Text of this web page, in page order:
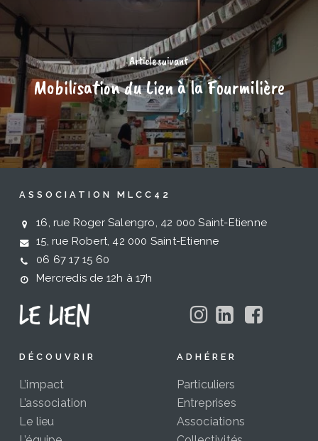
Article suivant
Mobilisation du Lien à la Fourmilière
ASSOCIATION MLCC42
16, rue Roger Salengro, 42 000 Saint-Etienne
15, rue Robert, 42 000 Saint-Etienne
06 67 17 15 60
Mercredis de 12h à 17h
DÉCOUVRIR
L’impact
L’association
Le lieu
ADHÉRER
Particuliers
Entreprises
Associations